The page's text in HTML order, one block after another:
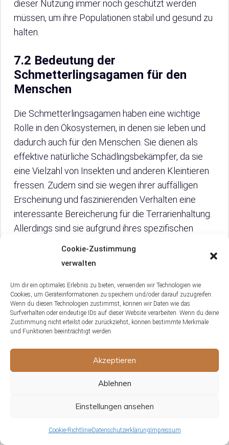
Cookie-Zustimmung
verwalten
Um dir ein optimales Erlebnis zu bieten, verwenden wir Technologien wie
Cookies, um Geräteinformationen zu speichern und/oder darauf zuzugreifen.
Wenn du diesen Technologien zustimmst, können wir Daten wie das
Surfverhalten oder eindeutige IDs auf dieser Website verarbeiten. Wenn du deine
Zustimmung nicht erteilst oder zurückziehst, können bestimmte Merkmale
und Funktionen beeinträchtigt werden.
Akzeptieren
Ablehnen
Einstellungen ansehen
Cookie-RichtlinieDatenschutzerklärung Impressum
dieser Nutzung immer noch geschützt werden
müssen, um ihre Populationen stabil und gesund zu
halten.
7.2 Bedeutung der
Schmetterlingsagamen für den
Menschen
Die Schmetterlingsagamen haben eine wichtige
Rolle in den Ökosystemen, in denen sie leben und
dadurch auch für den Menschen. Sie dienen als
effektive natürliche Schädlingsbekämpfer, da sie
eine Vielzahl von Insekten und anderen Kleintieren
fressen. Zudem sind sie wegen ihrer auffälligen
Erscheinung und faszinierenden Verhalten eine
interessante Bereicherung für die Terrarienhaltung.
Allerdings sind sie aufgrund ihres spezifischen
Überfischung durch die menschliche Nutzung nicht
könnte erhebliche Auswirkungen auf die
Biodiversität und das Funktionieren ihrer
Ökosysteme haben. Es wird daher empfohlen,
Schmetterlingsagamen nur aus nachhaltiger Zucht
Keine Produkte gefunden.